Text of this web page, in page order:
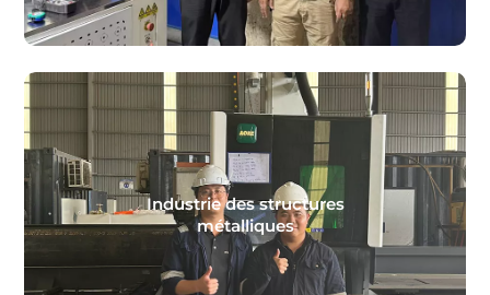
Industrie des structures
métalliques